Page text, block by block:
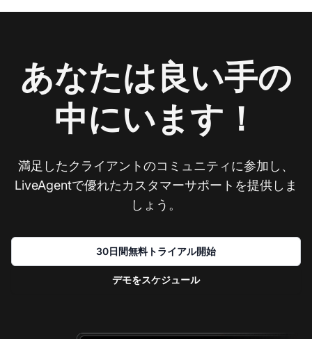
あなたは良い手の
中にいます！
満足したクライアントのコミュニティに参加し、
LiveAgentで優れたカスタマーサポートを提供しま
しょう。
30日間無料トライアル開始
デモをスケジュール